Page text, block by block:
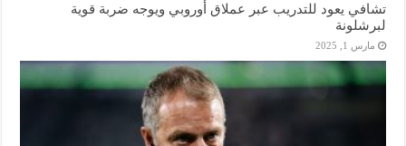
تشافي يعود للتدريب عبر عملاق أوروبي ويوجه ضربة قوية
لبرشلونة
مارس 1, 2025